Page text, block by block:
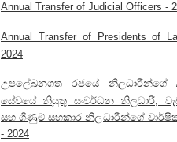
Annual Transfer of Judicial Officers -
Annual Transfer of Presidents of
2024
උපලේඛනගත රජයේ
සේවයේ නියුතු සංවර්ධන නිලධාරී,
සහ ගිණුම් සහකාර නිලධාරීන්ගේ
- 2024